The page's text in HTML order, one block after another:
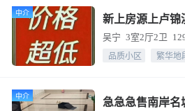
中介
吴宁 3室2厅2卫
品质小区 繁华地
中介